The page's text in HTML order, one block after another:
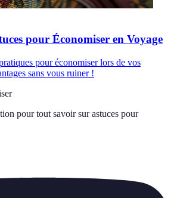
pour Économiser en Voyage
pour économiser lors de vos
sans vous ruiner !
pour tout savoir sur astuces pour